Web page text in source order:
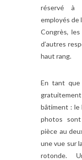
réservé à
employés de
Congrès,
d’autres
haut rang.
En tant que
bâtiment : le
photos
pièce au
une vue sur
rotonde.